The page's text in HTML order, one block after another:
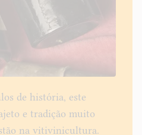
de história, este
e tradição muito
na vitivinicultura.